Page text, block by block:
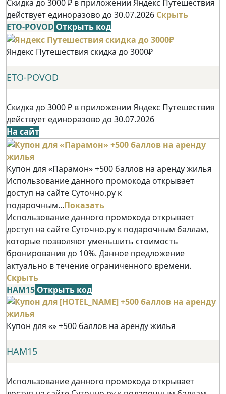
Скидка до 3000 ₽ в приложении Яндекс Путешествия
действует единоразово до 30.07.2026 Скрыть
ETO-POVOD Открыть код
Яндекс Путешествия скидка до 3000₽
ETO-POVOD
Скидка до 3000 ₽ в приложении Яндекс Путешествия
действует единоразово до 30.07.2026
На сайт
Купон для «Парамон» +500 баллов на аренду жилья
Использование данного промокода открывает
доступ на сайте Суточно.ру к
подарочным...Показать
Использование данного промокода открывает
доступ на сайте Суточно.ру к подарочным баллам,
которые позволяют уменьшить стоимость
бронирования до 10%. Данное предложение
актуально в течение ограниченного времени.
Скрыть
НАМ15 Открыть код
Купон для «» +500 баллов на аренду жилья
НАМ15
Использование данного промокода открывает